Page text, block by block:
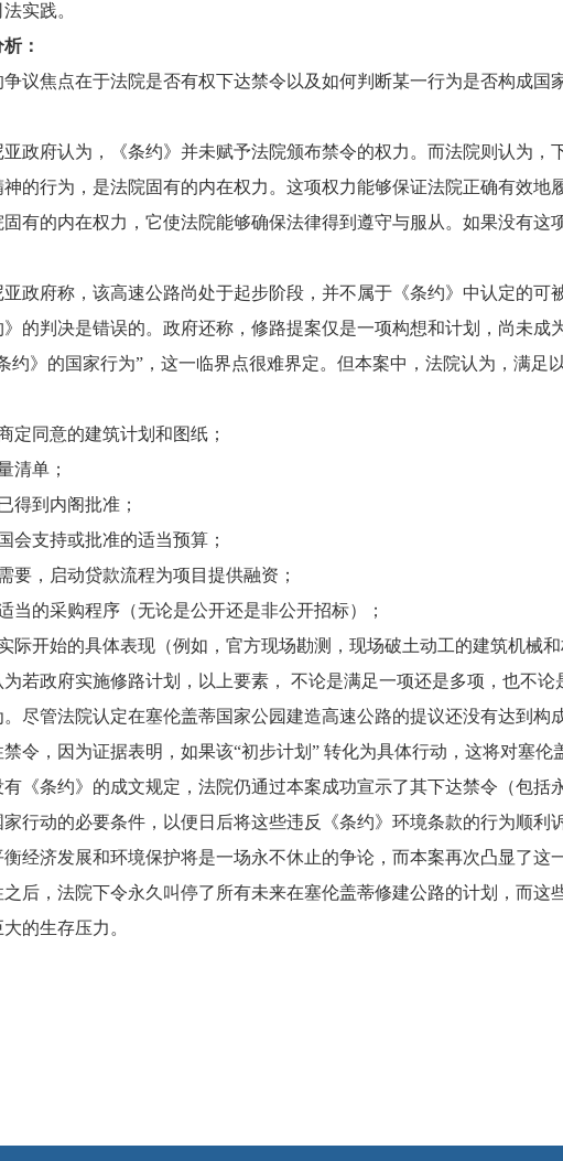
实践。
：
焦点在于法院是否有权下达禁令以及如何判断某一行为是否构成国
府认为，《条约》并未赋予法院颁布禁令的权力。而法院则认为，
神的行为，是法院固有的内在权力。这项权力能够保证法院正确有效
固有的内在权力，它使法院能够确保法律得到遵守与服从。如果没有
府称，该高速公路尚处于起步阶段，并不属于《条约》中认定的可
的判决是错误的。政府还称，修路提案仅是一项构想和计划，尚未
约》的国家行为”，这一临界点很难界定。但本案中，法院认为，满
定同意的建筑计划和图纸；
清单；
得到内阁批准；
会支持或批准的适当预算；
要，启动贷款流程为项目提供融资；
当的采购程序（无论是公开还是非公开招标）；
际开始的具体表现（例如，官方现场勘测，现场破土动工的建筑机械和
政府实施修路计划，以上要素， 不论是满足一项还是多项，也不论
。尽管法院认定在塞伦盖蒂国家公园建造高速公路的提议还没有达到
令，因为证据表明，如果该“初步计划” 转化为具体行动，这将对塞伦
条约》的成文规定，法院仍通过本案成功宣示了其下达禁令（包括
行动的必要条件，以便日后将这些违反《条约》环境条款的行为顺利
济发展和环境保护将是一场永不休止的争论，而本案再次凸显了这
后，法院下令永久叫停了所有未来在塞伦盖蒂修建公路的计划，而
的生存压力。